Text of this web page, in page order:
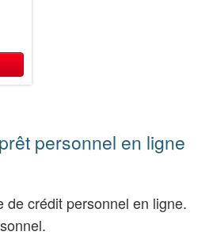
personnel en ligne
de crédit personnel en ligne.